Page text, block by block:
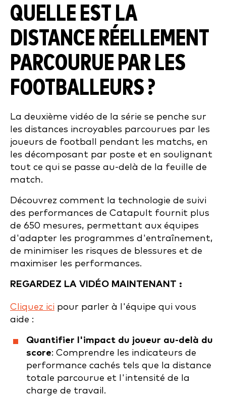
QUELLE EST LA
DISTANCE RÉELLEMENT
PARCOURUE PAR LES
FOOTBALLEURS ?
La deuxième vidéo de la série se penche sur
les distances incroyables parcourues par les
joueurs de football pendant les matchs, en
les décomposant par poste et en soulignant
tout ce qui se passe au-delà de la feuille de
match.
Découvrez comment la technologie de suivi
des performances de Catapult fournit plus
de 650 mesures, permettant aux équipes
d'adapter les programmes d'entraînement,
de minimiser les risques de blessures et de
maximiser les performances.
REGARDEZ LA VIDÉO MAINTENANT :
Cliquez ici pour parler à l'équipe qui vous
aide :
Quantifier l'impact du joueur au-delà du
score: Comprendre les indicateurs de
performance cachés tels que la distance
totale parcourue et l'intensité de la
charge de travail.